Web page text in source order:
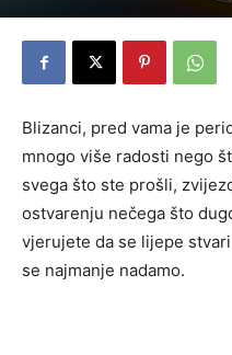
Blizanci, pred vama je
mnogo više radosti nego
svega što ste prošli,
ostvarenju nečega što
vjerujete da se lijepe
se najmanje nadamo.